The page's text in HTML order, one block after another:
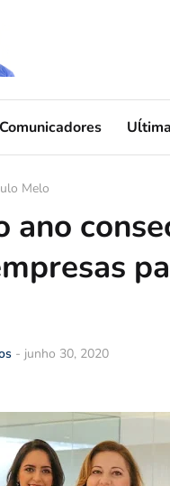
Comunicadores
Melo
ano
- junho 30, 2020